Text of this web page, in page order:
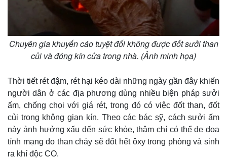
Kinh tế
Bất động sản
Khởi nghiệp
Thị trường
Giá vàng
Tiêu dùng
Chứng khoán
Giá cà phê
Chuyên gia khuyến cáo tuyệt đối không được đốt sưởi than
củi và đóng kín cửa trong nhà. (Ảnh minh họa)
Thời tiết rét đậm, rét hại kéo dài những ngày gần đây khiến
người dân ở các địa phương dùng nhiều biện pháp sưởi
ấm, chống chọi với giá rét, trong đó có việc đốt than, đốt
củi trong không gian kín. Theo các bác sỹ, cách sưởi ấm
này ảnh hưởng xấu đến sức khỏe, thậm chí có thể đe dọa
tính mạng do than cháy sẽ đốt hết ôxy trong phòng và sinh
ra khí độc CO.